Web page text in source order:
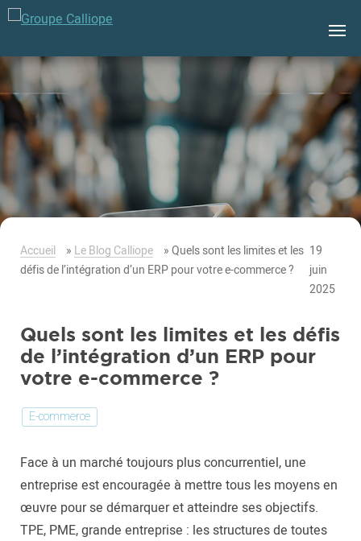
Groupe
Calliope
Accueil » Le Blog Calliope »Quels sont les limites et les
défis de l’intégration d’un ERP pour votre e-commerce ?
19
juin
2025
Quels sont les limites et les défis
de l’intégration d’un ERP pour
votre e-commerce ?
E-commerce
Face à un marché toujours plus concurrentiel, une
entreprise est encouragée à mettre tous les moyens en
œuvre pour se démarquer et atteindre ses objectifs.
TPE, PME, grande entreprise : les structures de toutes